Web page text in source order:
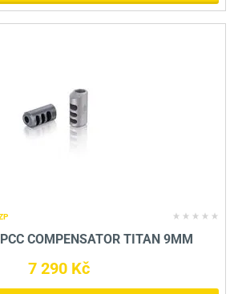
COMPENSATOR TITAN 9MM
7 290 Kč